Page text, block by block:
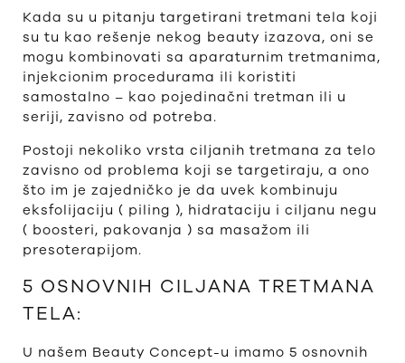
Kada su u pitanju targetirani tretmani tela koji
su tu kao rešenje nekog beauty izazova, oni se
mogu kombinovati sa aparaturnim tretmanima,
injekcionim procedurama ili koristiti
samostalno – kao pojedinačni tretman ili u
seriji, zavisno od potreba.
Postoji nekoliko vrsta ciljanih tretmana za telo
zavisno od problema koji se targetiraju, a ono
što im je zajedničko je da uvek kombinuju
eksfolijaciju ( piling ), hidrataciju i ciljanu negu
( boosteri, pakovanja ) sa masažom ili
presoterapijom.
5 OSNOVNIH CILJANA TRETMANA
TELA:
U našem Beauty Concept-u imamo 5 osnovnih